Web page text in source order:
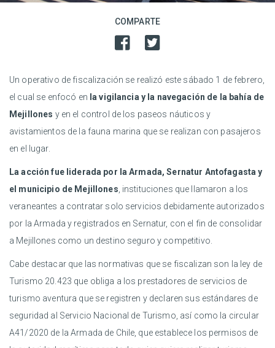
COMPARTE
Un operativo de fiscalización se realizó este sábado 1 de febrero,
el cual se enfocó en la vigilancia y la navegación de la bahía de
Mejillones y en el control de los paseos náuticos y
avistamientos de la fauna marina que se realizan con pasajeros
en el lugar.
La acción fue liderada por la Armada, Sernatur Antofagasta y
el municipio de Mejillones , instituciones que llamaron a los
veraneantes a contratar solo servicios debidamente autorizados
por la Armada y registrados en Sernatur, con el fin de consolidar
a Mejillones como un destino seguro y competitivo.
Cabe destacar que las normativas que se fiscalizan son la ley de
Turismo 20.423 que obliga a los prestadores de servicios de
turismo aventura que se registren y declaren sus estándares de
seguridad al Servicio Nacional de Turismo, así como la circular
A41/2020 de la Armada de Chile, que establece los permisos de